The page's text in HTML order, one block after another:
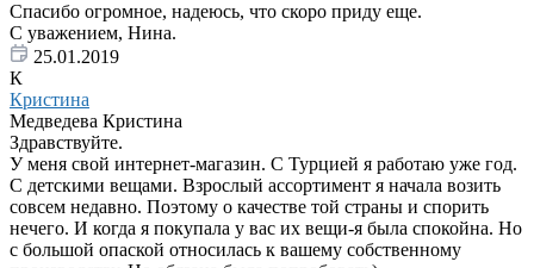
Спасибо огромное, надеюсь, что скоро приду еще.
С уважением, Нина.
25.01.2019
К
Кристина
Медведева Кристина
Здравствуйте.
У меня свой интернет-магазин. С Турцией я работаю уже год.
С детскими вещами. Взрослый ассортимент я начала возить
совсем недавно. Поэтому о качестве той страны и спорить
нечего. И когда я покупала у вас их вещи-я была спокойна. Но
с большой опаской относилась к вашему собственному